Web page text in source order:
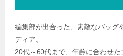
編集部が出合った、素敵なバッグ
ディア。
20代～60代まで、年齢に合わせ